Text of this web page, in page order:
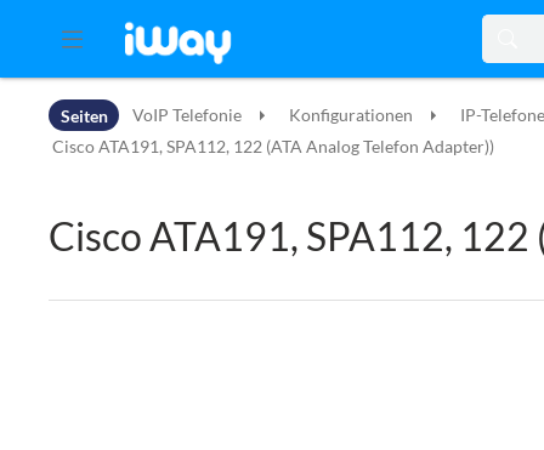
Zur Hauptnavigation
Zu den Seitenwerkzeugen
Seiten VoIP Telefonie Konfigurationen
IP-
Cisco ATA191, SPA112, 122 (ATA Analog Telefon Adapter))
Cisco ATA191, SPA112,